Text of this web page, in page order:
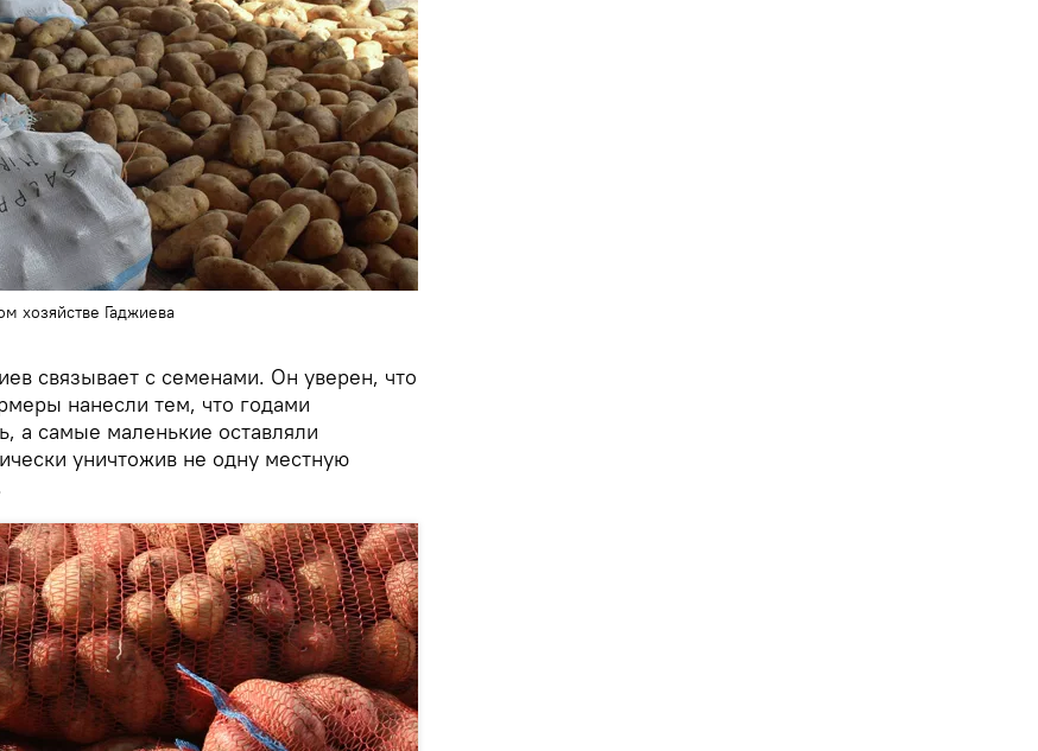
хозяйстве Гаджиева
связывает с семенами. Он уверен, что
нанесли тем, что годами
а самые маленькие оставляли
уничтожив не одну местную